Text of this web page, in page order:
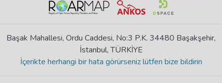
Başak Mahallesi, Ordu Caddesi, No:3 P.K. 34480 Başakşehir,
İstanbul, TÜRKİYE
İçerikte herhangi bir hata görürseniz lütfen bize bildirin